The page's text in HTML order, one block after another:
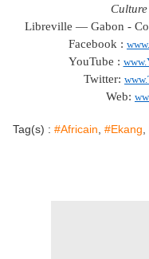
Libreville — Gabon -
Facebook :
YouTube :
Twitter:
Web:
Tag(s) : #Africain #Ekang